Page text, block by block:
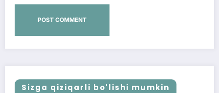
Sizga qiziqarli bo'lishi mumkin